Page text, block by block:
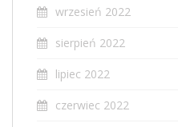
wrzesień 2022
sierpień 2022
lipiec 2022
czerwiec 2022